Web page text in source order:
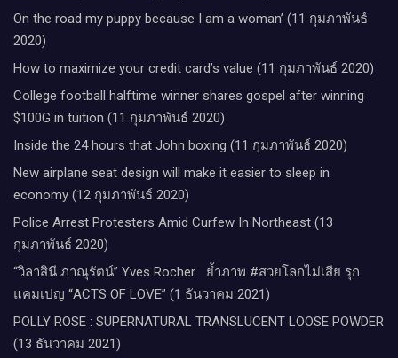
On the road my puppy because I am a woman’ (11 กุมภาพันธ์
2020)
How to maximize your credit card’s value (11 กุมภาพันธ์ 2020)
College football halftime winner shares gospel after winning
$100G in tuition (11 กุมภาพันธ์ 2020)
Inside the 24 hours that John boxing (11 กุมภาพันธ์ 2020)
New airplane seat design will make it easier to sleep in
economy (12 กุมภาพันธ์ 2020)
Police Arrest Protesters Amid Curfew In Northeast (13
กุมภาพันธ์ 2020)
“วิลาสินี ภาณุรัตน์” Yves Rocher​ ย้ำภาพ #สวยโลกไม่เสีย รุก
แคมเปญ “ACTS OF LOVE” (1 ธันวาคม 2021)
POLLY ROSE : SUPERNATURAL TRANSLUCENT LOOSE POWDER
(13 ธันวาคม 2021)